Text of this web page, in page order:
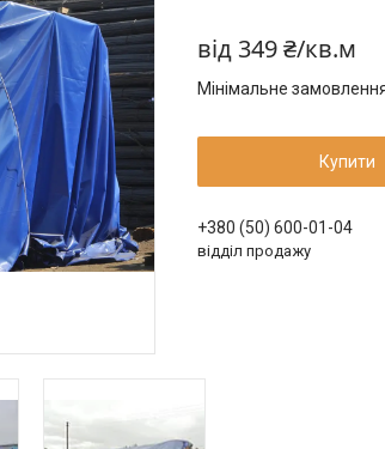
від 349 ₴/кв.м
Мінімальне
Купити
+380 (50) 600-01-04
відділ продажу